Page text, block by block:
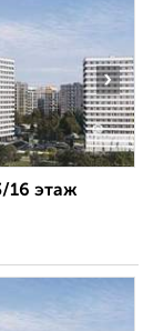
›
16 этаж